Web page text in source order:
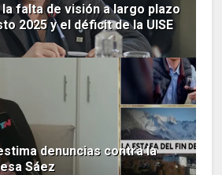
falta de visión a largo plazo
2025 y el déficit de la UISE
denuncias contra la
Sáez